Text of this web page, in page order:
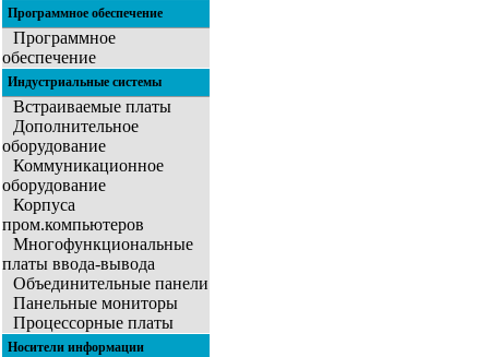
Программное обеспечение
Программное
обеспечение
Индустриальные системы
Встраиваемые платы
Дополнительное
оборудование
Коммуникационное
оборудование
Корпуса
пром.компьютеров
Многофункциональные
платы ввода-вывода
Объединительные панели
Панельные мониторы
Процессорные платы
Носители информации